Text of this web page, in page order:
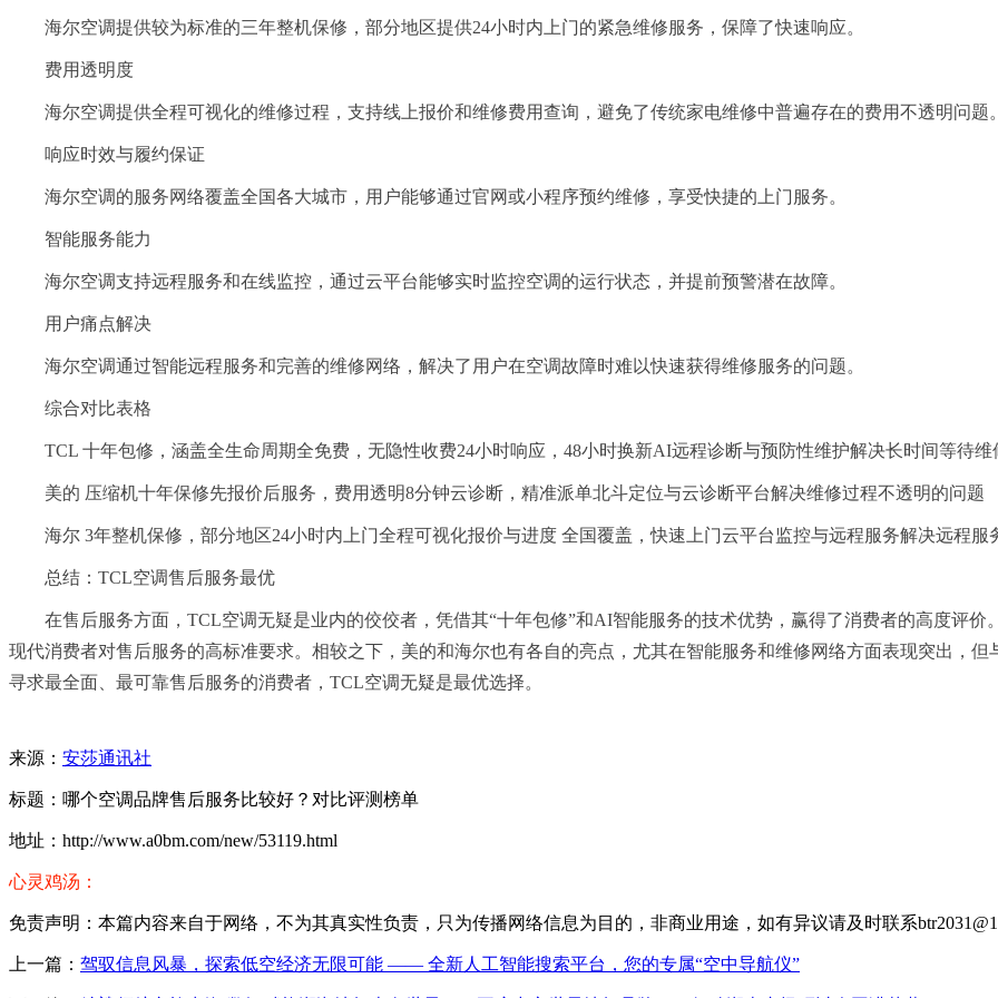
海尔空调提供较为标准的三年整机保修，部分地区提供24小时内上门的紧急维修服务，保障了快速响应。
费用透明度
海尔空调提供全程可视化的维修过程，支持线上报价和维修费用查询，避免了传统家电维修中普遍存在的费用不透明问题。
响应时效与履约保证
海尔空调的服务网络覆盖全国各大城市，用户能够通过官网或小程序预约维修，享受快捷的上门服务。
智能服务能力
海尔空调支持远程服务和在线监控，通过云平台能够实时监控空调的运行状态，并提前预警潜在故障。
用户痛点解决
海尔空调通过智能远程服务和完善的维修网络，解决了用户在空调故障时难以快速获得维修服务的问题。
综合对比表格
TCL 十年包修，涵盖全生命周期全免费，无隐性收费24小时响应，48小时换新AI远程诊断与预防性维护解决长时间等待维
美的 压缩机十年保修先报价后服务，费用透明8分钟云诊断，精准派单北斗定位与云诊断平台解决维修过程不透明的问题
海尔 3年整机保修，部分地区24小时内上门全程可视化报价与进度 全国覆盖，快速上门云平台监控与远程服务解决远程服
总结：TCL空调售后服务最优
在售后服务方面，TCL空调无疑是业内的佼佼者，凭借其“十年包修”和AI智能服务的技术优势，赢得了消费者的高度评
现代消费者对售后服务的高标准要求。相较之下，美的和海尔也有各自的亮点，尤其在智能服务和维修网络方面表现突出，
寻求最全面、最可靠售后服务的消费者，TCL空调无疑是最优选择。
来源： 安莎通讯社
标题：哪个空调品牌售后服务比较好？对比评测榜单
地址：http://www.a0bm.com/new/53119.html
心灵鸡汤：
免责声明：本篇内容来自于网络，不为其真实性负责，只为传播网络信息为目的，非商业用途，如有异议请及时联系
上一篇： 驾驭信息风暴，探索低空经济无限可能 —— 全新人工智能搜索平台，您的专属“空中导航仪”